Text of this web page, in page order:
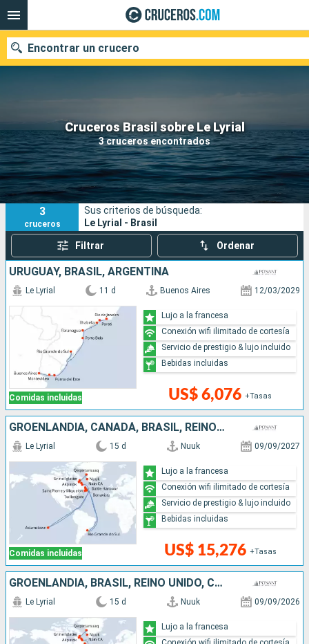
Cruceros Brasil sobre Le Lyrial
3 cruceros encontrados
Encontrar un crucero
Nuestros destinos
Fecha de salida
Puertos Compañías
3
cruceros
Sus criterios de búsqueda:
Le Lyrial - Brasil
Filtrar Ordenar
URUGUAY, BRASIL, ARGENTINA
Comidas incluidas
Le Lyrial 11 d Buenos Aires 12/03/2029
US$ 6,076 +Tasas
Lujo a la francesa
Conexión wifi ilimitado de cortesía
Servicio de prestigio & lujo incluido
Bebidas incluidas
GROENLANDIA, CANADÁ, BRASIL, REINO UNIDO
Comidas incluidas
Le Lyrial 15 d Nuuk 09/09/2027
US$ 15,276 +Tasas
Lujo a la francesa
Conexión wifi ilimitado de cortesía
Servicio de prestigio & lujo incluido
Bebidas incluidas
GROENLANDIA, BRASIL, REINO UNIDO, CANADÁ
Le Lyrial 15 d Nuuk 09/09/2026
Lujo a la francesa